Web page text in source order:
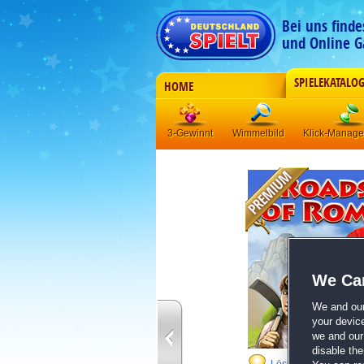
Bei uns
und Online
HOME SPIELEKATALOG
3-Gewinnt Wimmelbild Klick-
We
We and
your
we and
disable